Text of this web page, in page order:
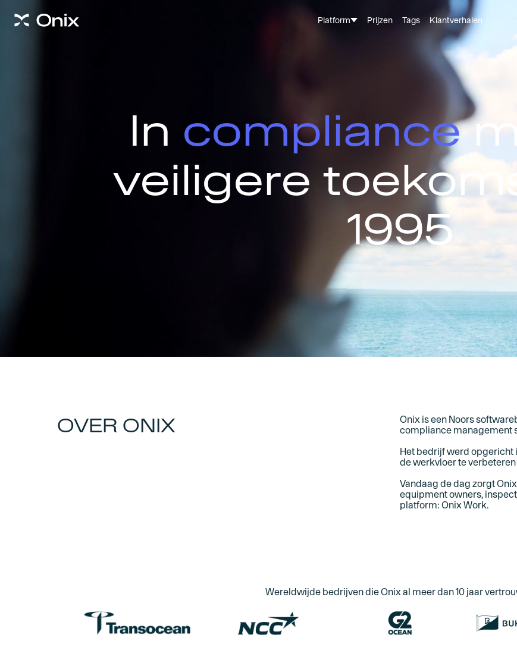
Platform Prijzen Tags Klantverhalen
In compliance
veiligere
1995
OVER ONIX
Onix is een Noors
compliance management
Het bedrijf werd opgericht
de werkvloer te
Vandaag de dag zorgt
equipment owners,
platform: Onix Work.
Wereldwijde bedrijven die Onix al meer dan 10 jaar